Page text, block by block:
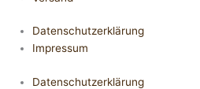
Datenschutzerklärung
Impressum
Datenschutzerklärung